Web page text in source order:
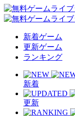
新着ゲーム
更新ゲーム
ランキング
新着
更新